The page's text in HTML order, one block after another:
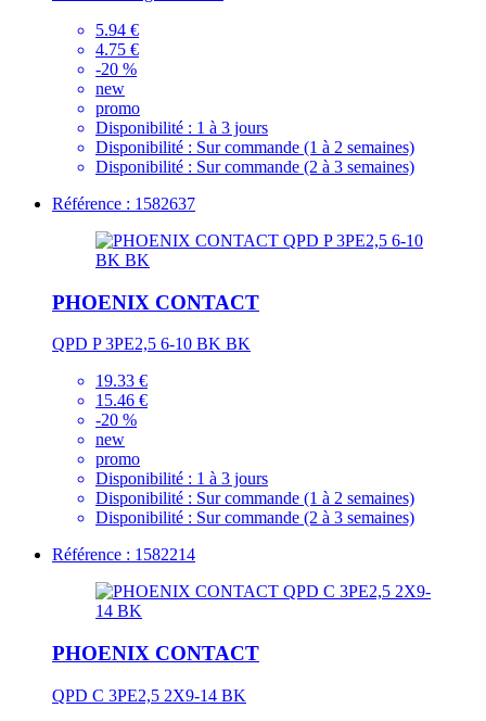
5.94 €
4.75 €
-20 %
new
promo
Disponibilité : 1 à 3 jours
Disponibilité : Sur commande (1 à 2 semaines)
Disponibilité : Sur commande (2 à 3 semaines)
Référence : 1582637
PHOENIX CONTACT
QPD P 3PE2,5 6-10 BK BK
19.33 €
15.46 €
-20 %
new
promo
Disponibilité : 1 à 3 jours
Disponibilité : Sur commande (1 à 2 semaines)
Disponibilité : Sur commande (2 à 3 semaines)
Référence : 1582214
PHOENIX CONTACT
QPD C 3PE2,5 2X9-14 BK